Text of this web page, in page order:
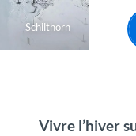
Schilthorn
Vivre l’hiver